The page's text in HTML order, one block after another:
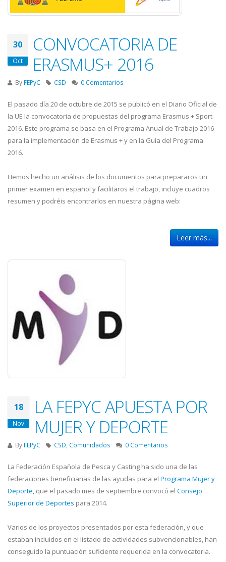
30
Oct
CONVOCATORIA DE
ERASMUS+ 2016
By FEPyC CSD 0 Comentarios
El pasado día 20 de octubre de 2015 se publicó en el Diario Oficial de
la UE la convocatoria de propuestas del programa Erasmus + Sport
2016. Este programa se basa en el Programa Anual de Trabajo 2016
para la implementación de Erasmus + y en la Guía del Programa
2016.
Hemos hecho un análisis de los documentos para prepararos un
primer examen en español y facilitaros el trabajo, incluye cuadros
resumen y podréis encontrarlos en nuestra página web:
Leer más...
18
Nov
LA FEPYC APUESTA POR
MUJER Y DEPORTE
By FEPyC CSD Comunidados 0 Comentarios
La Federación Española de Pesca y Casting ha sido una de las
federaciones beneficiarias de las ayudas para el Programa Mujer y
Deporte, que el pasado mes de septiembre convocó el Consejo
Superior de Deportes para 2014.
Varios de los proyectos presentados por esta federación, y que
estaban incluidos en el listado de actividades subvencionables, han
conseguido la puntuación suficiente requerida en la convocatoria.